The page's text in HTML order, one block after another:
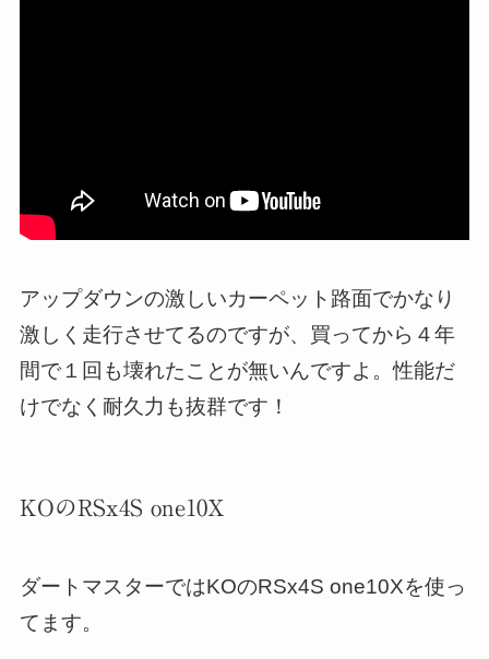
アップダウンの激しいカーペット路面でかなり
激しく走行させてるのですが、買ってから４年
間で１回も壊れたことが無いんですよ。性能だ
けでなく耐久力も抜群です！
KOのRSx4S one10X
ダートマスターではKOのRSx4S one10Xを使っ
てます。